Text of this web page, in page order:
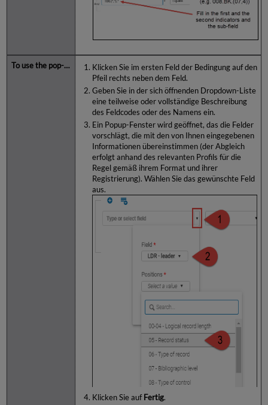
Klicken Sie im ersten Feld der Bedingung auf den
Pfeil rechts neben dem Feld.
Geben Sie in der sich öffnenden Dropdown-Liste
eine teilweise oder vollständige Beschreibung
des Feldcodes oder des Namens ein.
Ein Popup-Fenster wird geöffnet, das die Felder
vorschlägt, die mit den von Ihnen eingegebenen
Informationen übereinstimmen (der Abgleich
erfolgt anhand des relevanten Profils für die
Regel gemäß ihrem Format und ihrer
Registrierung). Wählen Sie das gewünschte Feld
aus.
Klicken Sie aufFertig.